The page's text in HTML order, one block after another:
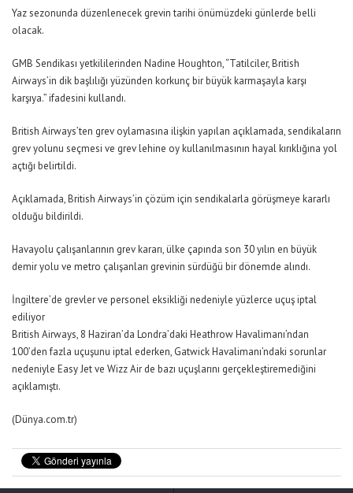
Yaz sezonunda düzenlenecek grevin tarihi önümüzdeki günlerde belli
olacak.
GMB Sendikası yetkililerinden Nadine Houghton, “Tatilciler, British
Airways’in dik başlılığı yüzünden korkunç bir büyük karmaşayla karşı
karşıya.” ifadesini kullandı.
British Airways’ten grev oylamasına ilişkin yapılan açıklamada, sendikaların
grev yolunu seçmesi ve grev lehine oy kullanılmasının hayal kırıklığına yol
açtığı belirtildi.
Açıklamada, British Airways’in çözüm için sendikalarla görüşmeye kararlı
olduğu bildirildi.
Havayolu çalışanlarının grev kararı, ülke çapında son 30 yılın en büyük
demir yolu ve metro çalışanları grevinin sürdüğü bir dönemde alındı.
İngiltere’de grevler ve personel eksikliği nedeniyle yüzlerce uçuş iptal
ediliyor
British Airways, 8 Haziran’da Londra’daki Heathrow Havalimanı’ndan
100’den fazla uçuşunu iptal ederken, Gatwick Havalimanı’ndaki sorunlar
nedeniyle Easy Jet ve Wizz Air de bazı uçuşlarını gerçekleştiremediğini
açıklamıştı.
(Dünya.com.tr)